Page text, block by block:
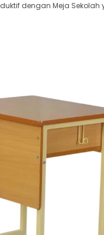
dengan Meja Sekolah